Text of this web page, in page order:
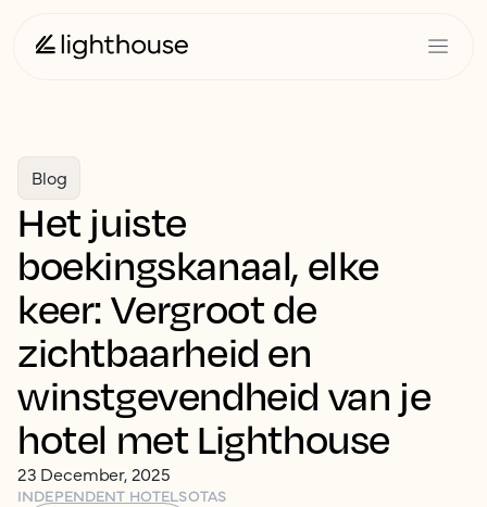
Blog
Het juiste
boekingskanaal, elke
keer: Vergroot de
zichtbaarheid en
winstgevendheid van je
hotel met Lighthouse
23 December, 2025
INDEPENDENT HOTELSOTAS